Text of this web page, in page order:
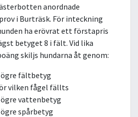
anordnade
i Burträsk. För inteckning
ha erövrat ett förstapris
betyget 8 i fält. Vid lika
skiljs hundarna åt genom:
fältbetyg
vilken fågel fällts
vattenbetyg
spårbetyg